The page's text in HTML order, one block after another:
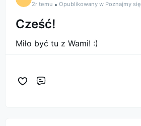
2r temu Opublikowany w Poznajmy się
Cześć!
Miło być tu z Wami! :)